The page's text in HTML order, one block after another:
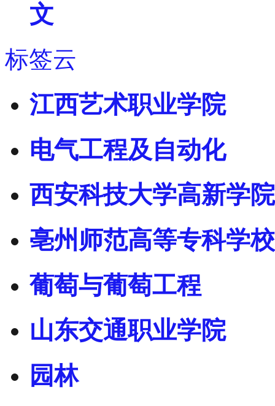
文
标签云
江西艺术职业学院
电气工程及自动化
西安科技大学高新学院
亳州师范高等专科学校
葡萄与葡萄工程
山东交通职业学院
园林